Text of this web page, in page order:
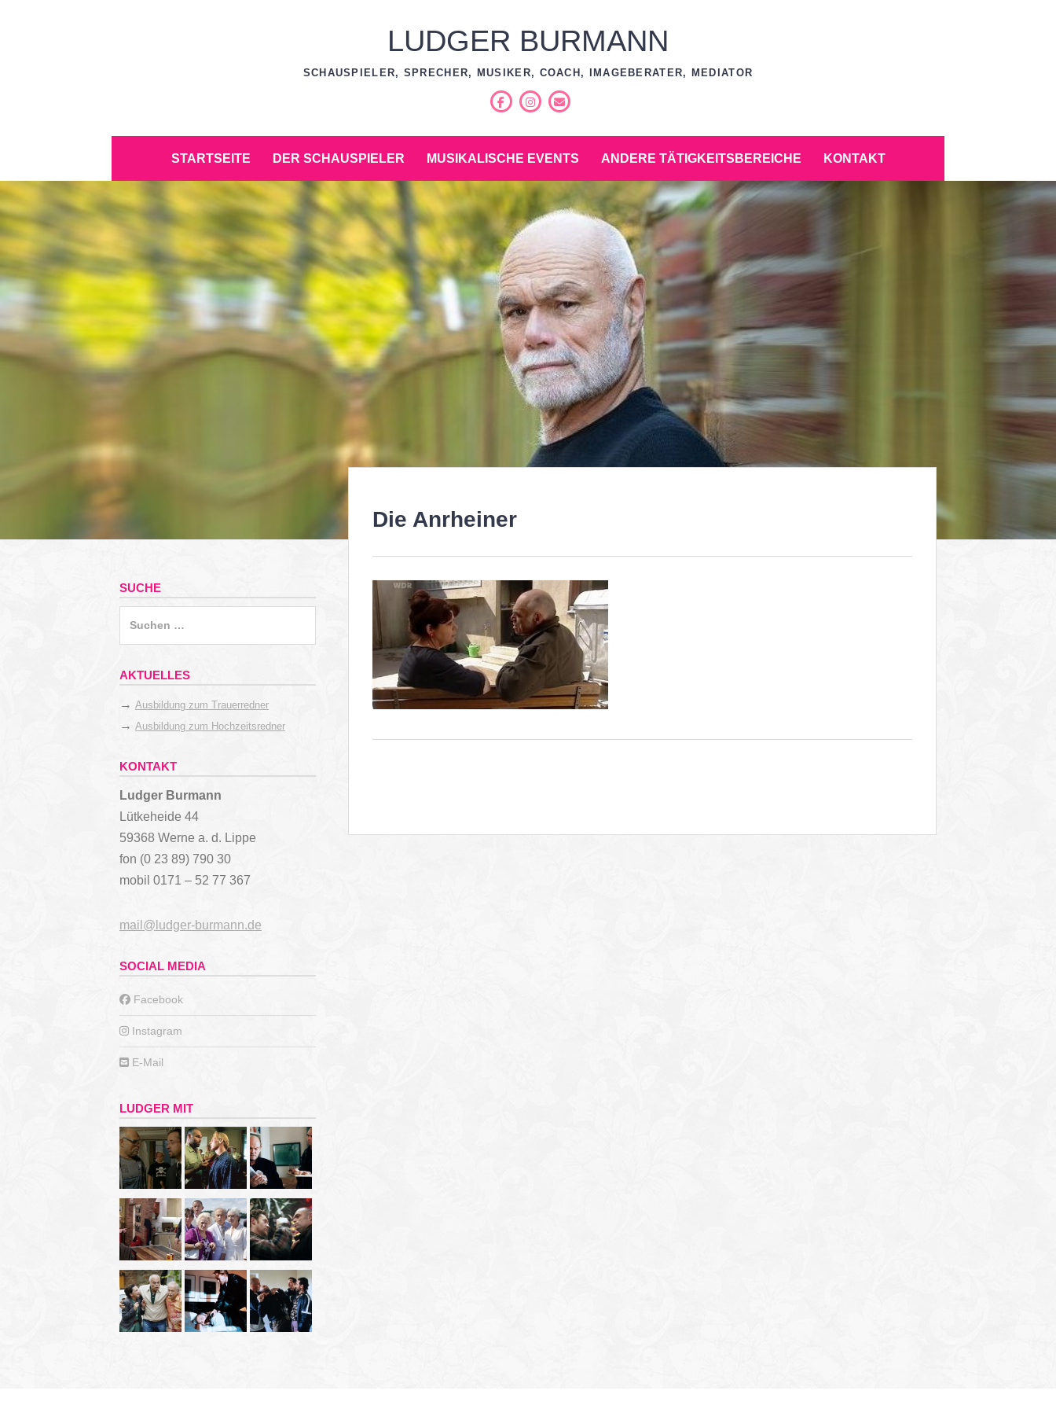
LUDGER BURMANN
SCHAUSPIELER, SPRECHER, MUSIKER, COACH, IMAGEBERATER, MEDIATOR
FacebookInstagram
E-
STARTSEITE DER SCHAUSPIELER MUSIKALISCHE EVENTS ANDERE TÄTIGKEITSBEREICHE KONTAKT
Die Anrheiner
SUCHE
AKTUELLES
→ Ausbildung zum Trauerredner
→ Ausbildung zum Hochzeitsredner
KONTAKT
Ludger Burmann
Lütkeheide 44
59368 Werne a. d. Lippe
fon (0 23 89) 790 30
mobil 0171 – 52 77 367
mail@ludger-burmann.de
SOCIAL MEDIA
Facebook
Instagram
E-Mail
LUDGER MIT